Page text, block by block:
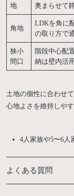
地
奥まらせて
角地
LDKを角に
の取り方で
狭小
間口
階段中心配
納は壁内活用
土地の個性に合わせて
心地よさを維持しやす
4人家族や5〜6人
よくある質問